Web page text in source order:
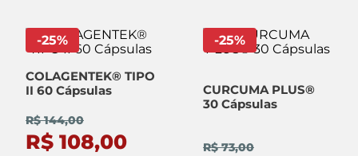
COLAGENTEK® TIPO
II 60 Cápsulas
-25%
R$ 144,00
R$ 108,00
CURCUMA PLUS®
30 Cápsulas
-25%
R$ 73,00